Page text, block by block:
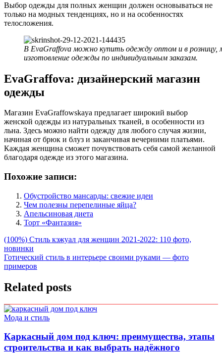
Выбор одежды для полных женщин должен основываться не
только на модных тенденциях, но и на особенностях
телосложения.
В EvaGraffova можно купить одежду оптом и в розницу,
изготовление одежды по индивидуальным заказам.
EvaGraffova: дизайнерский магазин
одежды
Магазин EvaGraffowskaya предлагает широкий выбор
женской одежды из натуральных тканей, в особенности из
льна. Здесь можно найти одежду для любого случая жизни,
начиная от брюк и блуз и заканчивая вечерними платьями.
Каждая женщина сможет почувствовать себя самой желанной
благодаря одежде из этого магазина.
Похожие записи:
Обустройство мансарды: свежие идеи
Чем полезны перепелиные яйца?
Апельсиновая диета
Торт «Фантазия»
Навигация
по
записям
(100%) Стиль кэжуал для женщин 2021-2022: 110 фото,
новинки
Готический стиль в интерьере своими руками — фото
примеров
Related posts
Мода и стиль
Каркасный дом под ключ: преимущества, этапы
строительства и как выбрать надёжного